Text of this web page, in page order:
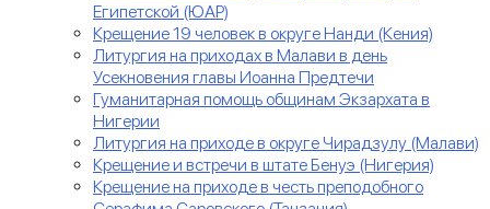
Египетской (ЮАР)
Крещение 19 человек в округе Нанди (Кения)
Литургия на приходах в Малави в день
Усекновения главы Иоанна Предтечи
Гуманитарная помощь общинам Экзархата в
Нигерии
Литургия на приходе в округе Чирадзулу (Малави)
Крещение и встречи в штате Бенуэ (Нигерия)
Крещение на приходе в честь преподобного